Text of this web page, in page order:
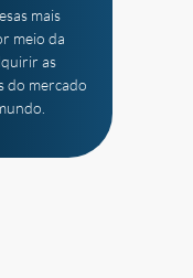
mais
meio da
as
do mercado